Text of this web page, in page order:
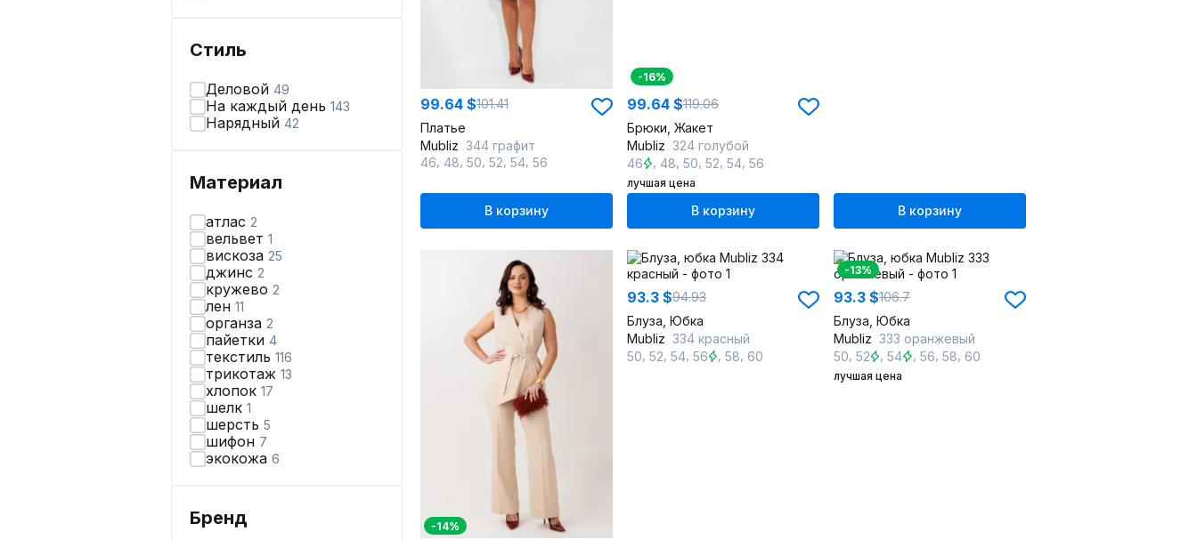
Стиль
Деловой 49
На каждый день 143
Нарядный 42
Материал
атлас 2
вельвет 1
вискоза 25
джинс 2
кружево 2
лен 11
органза 2
пайетки 4
текстиль 116
трикотаж 13
хлопок 17
шелк 1
шерсть 5
шифон 7
экокожа 6
Бренд
99.64 $101.41
Платье
Mubliz 344 графит
46 48 50 52 54 56
В корзину
-16%
99.64 $119.06
Брюки, Жакет
Mubliz 324 голубой
46
48 ,50 ,52 ,54 ,56
лучшая цена
В корзину В корзину
-14%
93.3 $94.93
Блуза, Юбка
Mubliz 334 красный
50 52 54 56 ,58 60
-13%
93.3 $106.7
Блуза, Юбка
Mubliz 333 оранжевый
50 52 ,54 56 58 60
лучшая цена